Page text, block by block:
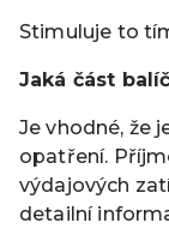
Stimuluje to
Jaká část
Je vhodné, že
opatření.
výdajových
detailní